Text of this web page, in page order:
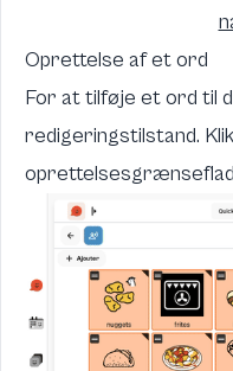
Oprettelse af et ord
For at tilføje et ord til
redigeringstilstand.